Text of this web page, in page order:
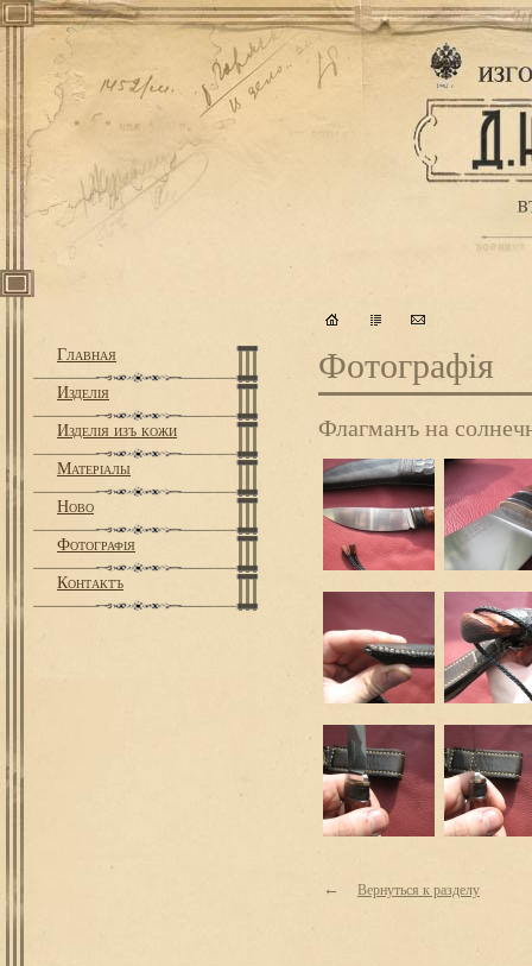
Главная
Изделiя
Изделiя изъ кожи
Матерiалы
Ново
Фотографiя
Контактъ
Фотографiя
Флагманъ на
← Вернуться к разделу